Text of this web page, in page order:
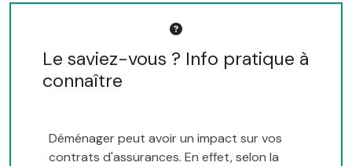
Le saviez-vous ? Info pratique à
connaître
Déménager peut avoir un impact sur vos
contrats d'assurances. En effet, selon la